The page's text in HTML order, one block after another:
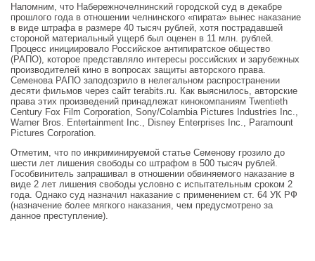
Напомним, что Набережночелнинский городской суд в декабре
прошлого года в отношении челнинского «пирата» вынес наказание
в виде штрафа в размере 40 тысяч рублей, хотя пострадавшей
стороной материальный ущерб был оценен в 11 млн. рублей.
Процесс инициировало Российское антипиратское общество
(РАПО), которое представляло интересы российских и зарубежных
производителей кино в вопросах защиты авторского права.
Семенова РАПО заподозрило в нелегальном распространении
десяти фильмов через сайт terabits.ru. Как выяснилось, авторские
права этих произведений принадлежат кинокомпаниям Twentieth
Century Fox Film Corporation, Sony/Colambia Pictures Industries Inc.,
Warner Bros. Entertainment Inc., Disney Enterprises Inc., Paramount
Pictures Corporation.
Отметим, что по инкриминируемой статье Семенову грозило до
шести лет лишения свободы со штрафом в 500 тысяч рублей.
Гособвинитель запрашивал в отношении обвиняемого наказание в
виде 2 лет лишения свободы условно с испытательным сроком 2
года. Однако суд назначил наказание с применением ст. 64 УК РФ
(назначение более мягкого наказания, чем предусмотрено за
данное преступление).